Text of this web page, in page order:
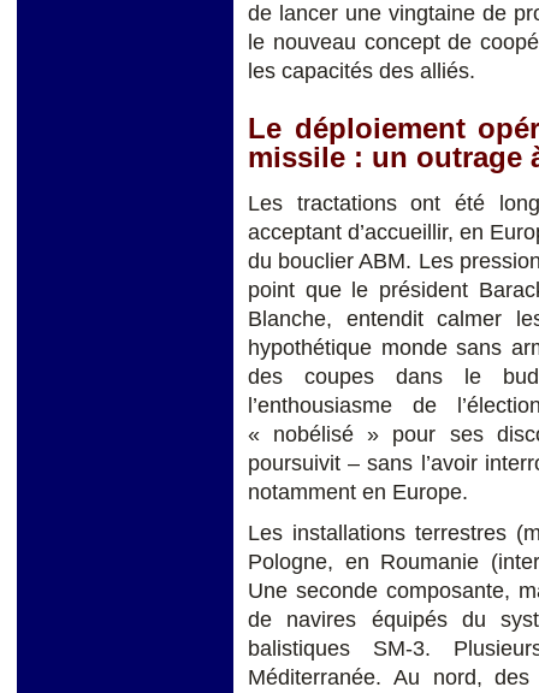
de lancer une vingtaine de
le nouveau concept de
les capacités des alliés.
Le déploiement
missile : un outrage
Les tractations ont été
acceptant d’accueillir, en
du bouclier ABM. Les
point que le président
Blanche, entendit calmer
hypothétique monde sans
des coupes dans le
l’enthousiasme de
« nobélisé » pour ses
poursuivit – sans l’avoir
notamment en Europe.
Les installations terrestres
Pologne, en Roumanie
Une seconde composante,
de navires équipés du
balistiques SM-3.
Méditerranée. Au nord,